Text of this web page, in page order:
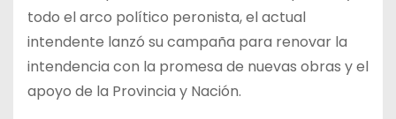
todo el arco político peronista, el actual
intendente lanzó su campaña para renovar la
intendencia con la promesa de nuevas obras y el
apoyo de la Provincia y Nación.